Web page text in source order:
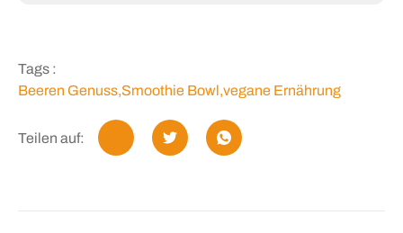
Tags :
Beeren Genuss,Smoothie Bowl,vegane Ernährung
Teilen auf: